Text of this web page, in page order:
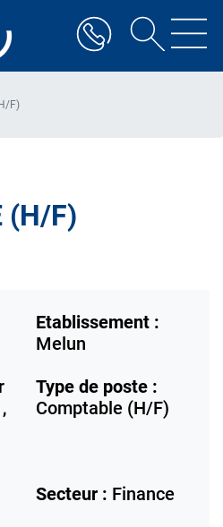
F)
(H/F)
Etablissement :
Melun
Type de poste :
Comptable (H/F)
Secteur : Finance